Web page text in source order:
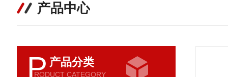
产品中心
P 产品分类
RODUCT CATEGORY